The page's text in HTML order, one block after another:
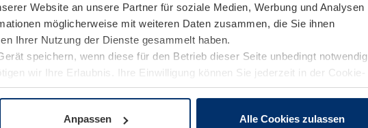
Website an unsere Partner für soziale Medien, Werbung und Analysen
möglicherweise mit weiteren Daten zusammen, die Sie ihnen
Ihrer Nutzung der Dienste gesammelt haben.
speichern, wenn diese für den Betrieb dieser Seite unbedingt notwendig
wir Ihre Erlaubnis. Ihre Einwilligung können Sie jederzeit in der Cookie-
unserer Website ändern oder widerrufen.
Anpassen Alle Cookies zulassen